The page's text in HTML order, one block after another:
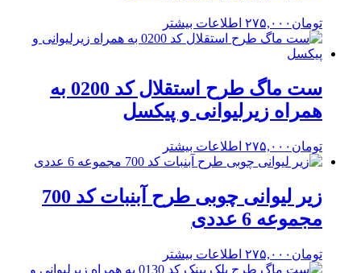
تومان ۲۷۵,۰۰۰ اطلاعات بیشتر
ست ماگ طرح استقلال کد 0200 به
همراه زیرلیوانی و پیکسل
تومان ۲۷۵,۰۰۰ اطلاعات بیشتر
زیر لیوانی چوبی طرح آبنبات کد 700
مجموعه 6 عددی
تومان ۲۷۵,۰۰۰ اطلاعات بیشتر